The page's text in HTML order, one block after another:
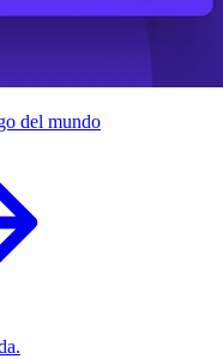
del mundo